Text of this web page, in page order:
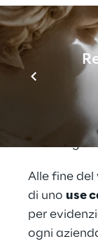
eMulti-
Viene
scanning di
Alle fine del
di uno use
per
ogni